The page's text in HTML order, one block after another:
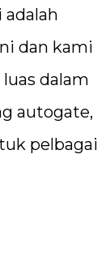
dan kami
dalam
autogate,
pelbagai